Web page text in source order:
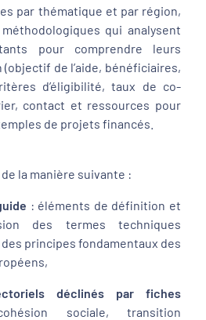
par thématique et par région,
qui analysent
pour comprendre leurs
de l’aide, bénéficiaires,
d’éligibilité, taux de co-
contact et ressources pour
de projets financés.
la manière suivante :
: éléments de définition et
des termes techniques
principes fondamentaux des
déclinés par fiches
sociale, transition